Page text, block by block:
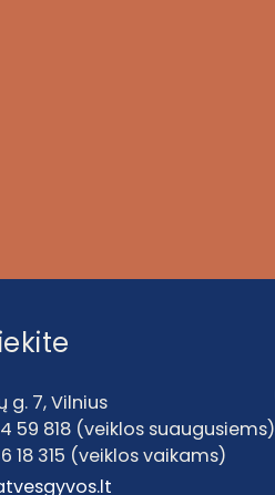
g. 7, Vilnius
59 818 (veiklos suaugusiems)
18 315 (veiklos vaikams)